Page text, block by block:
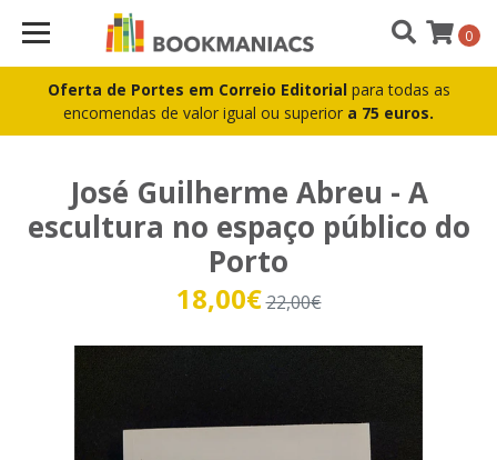
Oferta de Portes em Correio Editorial para todas as
encomendas de valor igual ou superior a 75 euros.
0
José Guilherme Abreu - A
escultura no espaço público do
Porto
18,00€22,00€